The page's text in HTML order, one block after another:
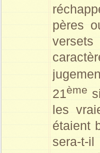
pères
versets
21ème
les
étaient
sera-t-